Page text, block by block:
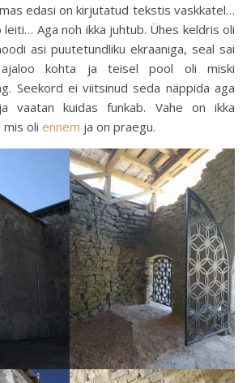
edasi on kirjutatud tekstis vaskkatel…
leiti… Aga noh ikka juhtub. Ühes keldris oli
asi puutetundliku ekraaniga, seal sai
kohta ja teisel pool oli miski
Seekord ei viitsinud seda näppida aga
vaatan kuidas funkab. Vahe on ikka
oli ennem ja on praegu.